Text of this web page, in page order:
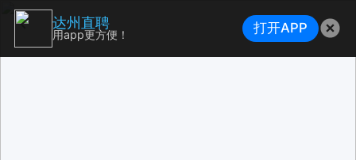
达州直聘
用app更方便！ 打开APP